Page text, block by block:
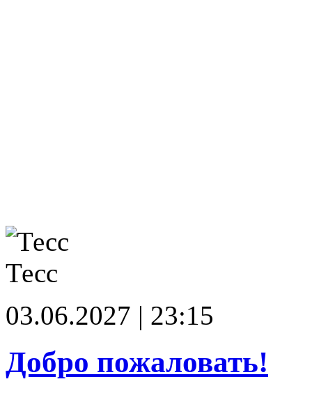
Тесс
03.06.2027 | 23:15
Добро пожаловать!